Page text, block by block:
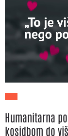
Humanitarna
kosidbom do